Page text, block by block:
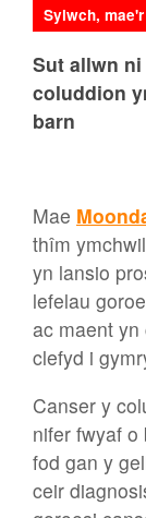
Sylwch,
Sut allwn
coluddion
barn
Mae
thîm
yn lansio
lefelau
ac maent
clefyd i
Canser y
nifer fwyaf o
fod gan y
ceir